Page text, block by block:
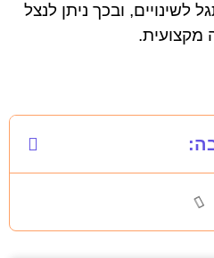
לשינויים, ובכך ניתן לנצל
מקצועית.